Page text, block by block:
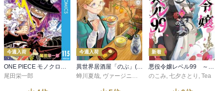
今週入荷
ONE PIECE モノクロ版 115
尾田栄一郎
今週入荷
異世界居酒屋「のぶ」(22)
蝉川夏哉, ヴァージニア二等兵 ,転
新着
悪役令嬢レベル99 ～私は裏ボスですが魔王ではありません～ その６
のこみ, 七夕さとり , Tea